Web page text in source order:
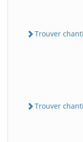
Trouver
Trouver